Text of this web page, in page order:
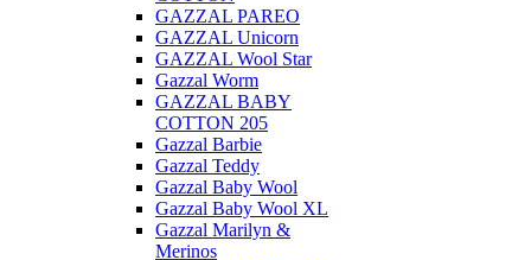
GAZZAL PAREO
GAZZAL Unicorn
GAZZAL Wool Star
Gazzal Worm
GAZZAL BABY
COTTON 205
Gazzal Barbie
Gazzal Teddy
Gazzal Baby Wool
Gazzal Baby Wool XL
Gazzal Marilyn &
Merinos